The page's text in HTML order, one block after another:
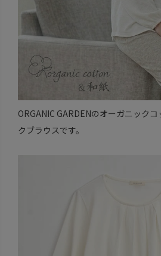
ORGANIC GARDENのオーガニック
クブラウスです。